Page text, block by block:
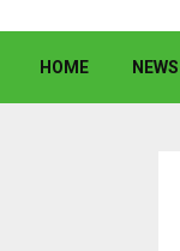
HOME NEWS